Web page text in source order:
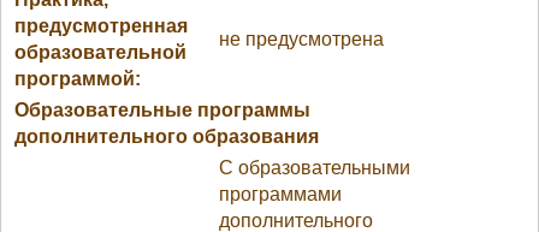
предусмотренная
образовательной
программой:
не предусмотрена
Образовательные программы
дополнительного образования
С образовательными
программами
дополнительного